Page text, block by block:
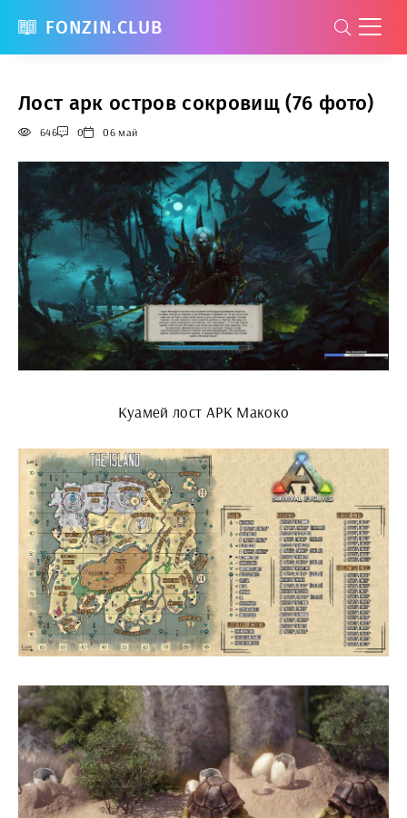
FONZIN.CLUB
Лост арк остров сокровищ (76 фото)
646 0 06 май
Куамей лост АРК Макоко